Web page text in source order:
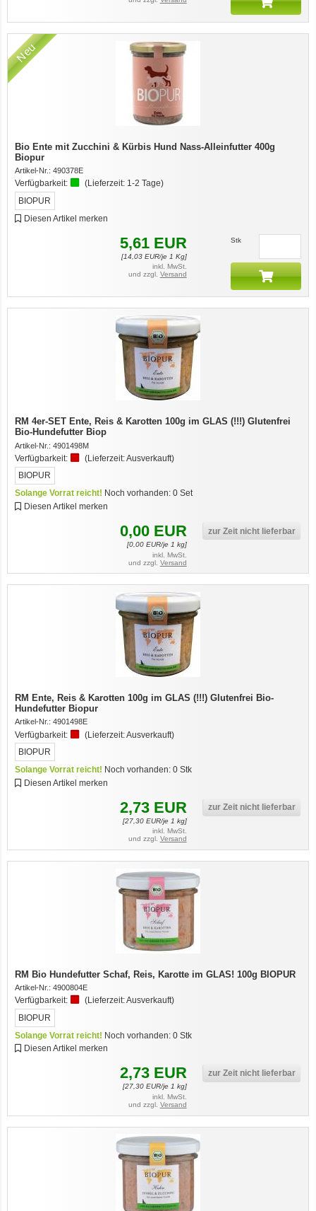
Neu
Bio Ente mit Zucchini & Kürbis Hund Nass-Alleinfutter 400g
Biopur
Artikel-Nr.: 490378E
Verfügbarkeit: (Lieferzeit: 1-2 Tage)
BIOPUR
Diesen Artikel merken
5,61 EUR
[14,03EUR/je 1 Kg]
inkl. MwSt.
und zzgl. Versand
Stk
RM 4er-SET Ente, Reis & Karotten 100g im GLAS (!!!) Glutenfrei
Bio-Hundefutter Biop
Artikel-Nr.: 4901498M
Verfügbarkeit: (Lieferzeit:Ausverkauft)
BIOPUR
Solange Vorrat reicht! Noch vorhanden: 0Set
Diesen Artikel merken
0,00 EUR
[0,00EUR/je 1 kg]
inkl. MwSt.
und zzgl. Versand
zur Zeit nicht lieferbar
RM Ente, Reis & Karotten 100g im GLAS (!!!) Glutenfrei Bio-
Hundefutter Biopur
Artikel-Nr.: 4901498E
Verfügbarkeit: (Lieferzeit:Ausverkauft)
BIOPUR
Solange Vorrat reicht! Noch vorhanden: 0Stk
Diesen Artikel merken
2,73 EUR
[27,30EUR/je 1 kg]
inkl. MwSt.
und zzgl. Versand
zur Zeit nicht lieferbar
RM Bio Hundefutter Schaf, Reis, Karotte im GLAS! 100g BIOPUR
Artikel-Nr.: 4900804E
Verfügbarkeit: (Lieferzeit:Ausverkauft)
BIOPUR
Solange Vorrat reicht! Noch vorhanden: 0Stk
Diesen Artikel merken
2,73 EUR
[27,30EUR/je 1 kg]
inkl. MwSt.
und zzgl. Versand
zur Zeit nicht lieferbar